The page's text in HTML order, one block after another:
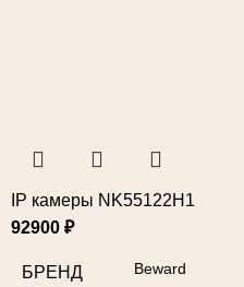
IP камеры NK55122H1
92900 ₽
БРЕНД Beward